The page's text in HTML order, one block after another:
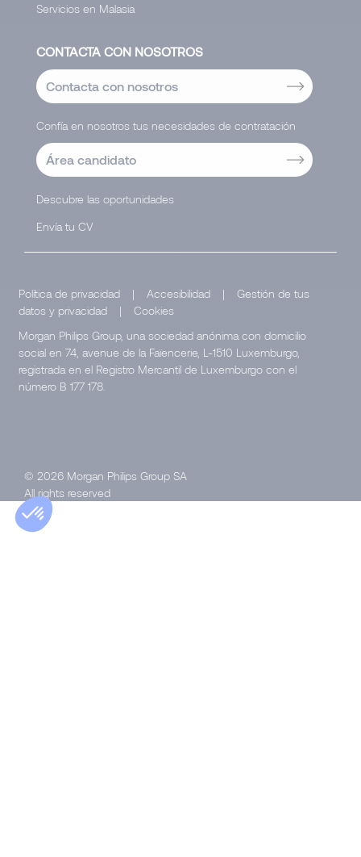
Servicios en Malasia
CONTACTA CON NOSOTROS
Contacta con nosotros
Confía en nosotros tus necesidades de contratación
Área candidato
Descubre las oportunidades
Envía tu CV
Política de privacidad | Accesibilidad |
Gestión de tus
datos y privacidad
|
Cookies
Morgan Philips Group, una sociedad anónima con domicilio
social en 74, avenue de la Faïencerie, L-1510 Luxemburgo,
registrada en el Registro Mercantil de Luxemburgo con el
número B 177 178.
© 2026 Morgan Philips Group SA
All rights reserved